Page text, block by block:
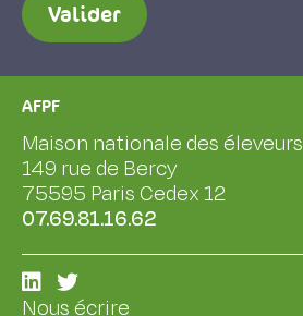
Valider
AFPF
Maison nationale des éleveurs
149 rue de Bercy
75595 Paris Cedex 12
07.69.81.16.62
Nous écrire